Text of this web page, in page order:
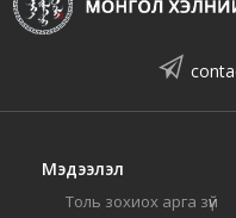
Мэдээлэл
Толь зохиох арга зүй